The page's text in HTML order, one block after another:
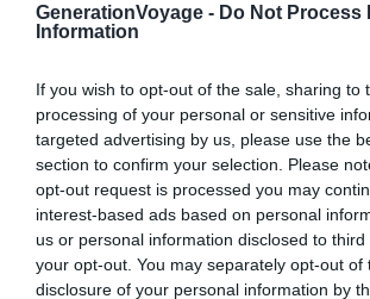
GenerationVoyage - Do Not Process
Information
If you wish to opt-out of the sale, sharing to
processing of your personal or sensitive
targeted advertising by us, please use the
section to confirm your selection. Please
opt-out request is processed you may
interest-based ads based on personal
us or personal information disclosed to
your opt-out. You may separately opt-out of
disclosure of your personal information by
des Estables en Haute-Loire, avec un
route. La balade dure environ 1h20, donc
découvrez deux repères avec des vues
apprendre à vous repérer etadmirer
Vivarais.
Voir le tracé